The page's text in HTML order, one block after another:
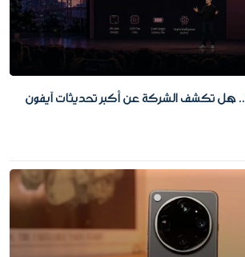
مؤتمر آبل سبتمبر 2026.. هل تكشف الشركة عن أكبر تحديثات آيفون